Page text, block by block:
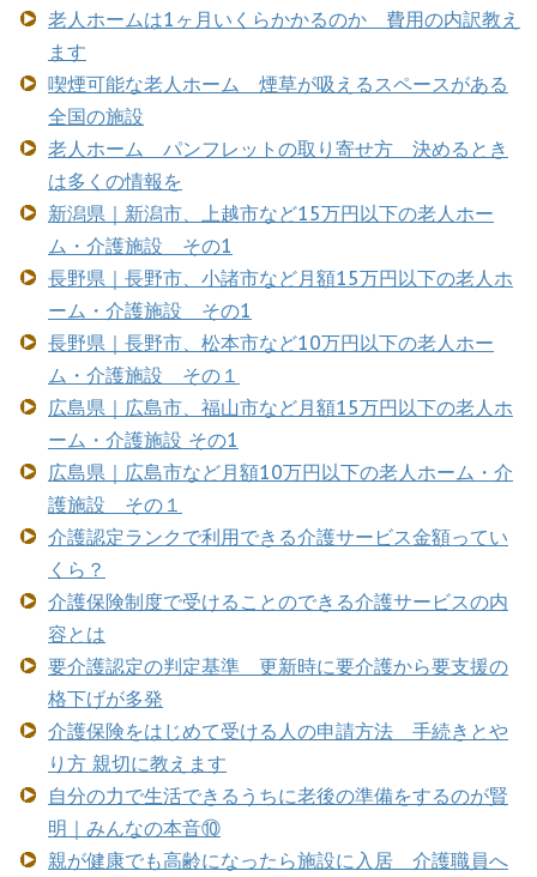
老人ホームは1ヶ月いくらかかるのか 費用の内訳教え
ます
喫煙可能な老人ホーム 煙草が吸えるスペースがある
全国の施設
老人ホーム パンフレットの取り寄せ方 決めるとき
は多くの情報を
新潟県｜新潟市、上越市など15万円以下の老人ホー
ム・介護施設 その1
長野県｜長野市、小諸市など月額15万円以下の老人ホ
ーム・介護施設 その1
長野県｜長野市、松本市など10万円以下の老人ホー
ム・介護施設 その１
広島県｜広島市、福山市など月額15万円以下の老人ホ
ーム・介護施設 その1
広島県｜広島市など月額10万円以下の老人ホーム・介
護施設 その１
介護認定ランクで利用できる介護サービス金額ってい
くら？
介護保険制度で受けることのできる介護サービスの内
容とは
要介護認定の判定基準 更新時に要介護から要支援の
格下げが多発
介護保険をはじめて受ける人の申請方法 手続きとや
り方 親切に教えます
自分の力で生活できるうちに老後の準備をするのが賢
明｜みんなの本音⑩
親が健康でも高齢になったら施設に入居 介護職員へ